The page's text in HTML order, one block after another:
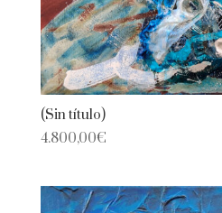
(Sin título)
4.800,00€